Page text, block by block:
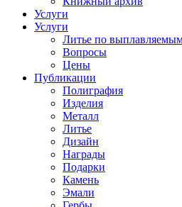
Услуги
Услуги
Литье по
Вопросы
Цены
Публикации
Полиграфия
Изделия
Металл
Литье
Дизайн
Награды
Подарки
Камень
Эмали